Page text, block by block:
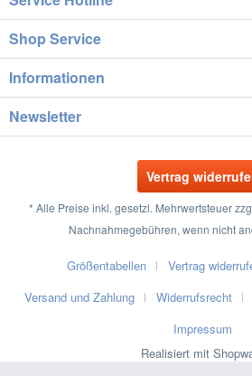
Shop Service
Informationen
Newsletter
Vertrag
* Alle Preise inkl. gesetzl. Mehrwertsteuer
Nachnahmegebühren, wenn nicht
Größentabellen Vertrag
Versand und Zahlung
Widerrufsrecht
Impressum
Realisiert mit